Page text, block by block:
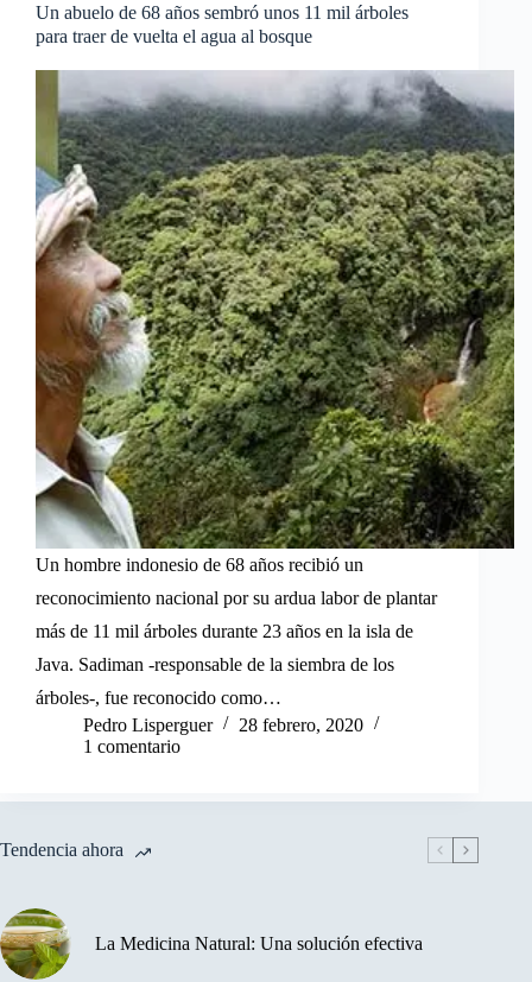
Un abuelo de 68 años sembró unos 11 mil árboles
para traer de vuelta el agua al bosque
Un hombre indonesio de 68 años recibió un
reconocimiento nacional por su ardua labor de plantar
más de 11 mil árboles durante 23 años en la isla de
Java. Sadiman -responsable de la siembra de los
árboles-, fue reconocido como…
Pedro Lisperguer
28 febrero, 2020
1 comentario
Tendencia ahora
La Medicina Natural: Una solución efectiva